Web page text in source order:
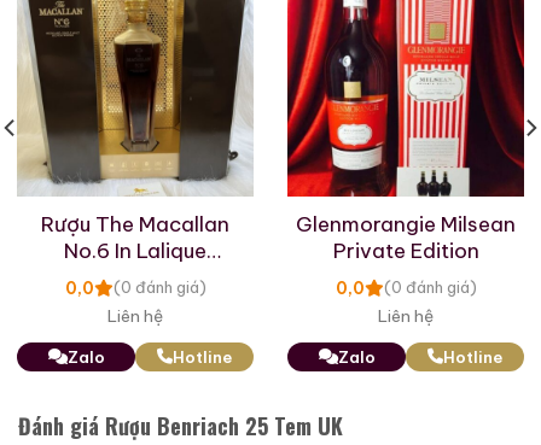
Rượu The Macallan
No.6 In Lalique
Decanter Xách Tay
0,0 (0 đánh giá)
Liên hệ
Zalo Hotline
Glenmorangie Milsean
Private Edition
0,0 (0 đánh giá)
Liên hệ
Zalo Hotline
Đánh giá Rượu Benriach 25 Tem UK